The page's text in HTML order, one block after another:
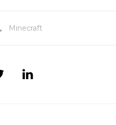
, Minecraft